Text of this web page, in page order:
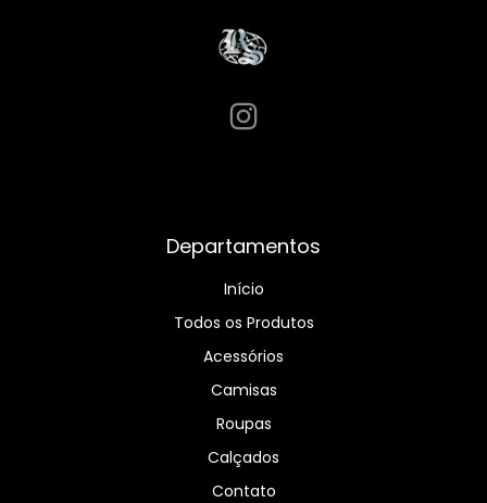
Departamentos
Início
Todos os Produtos
Acessórios
Camisas
Roupas
Calçados
Contato